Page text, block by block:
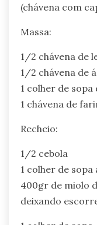
(chávena com
Massa:
1/2 chávena de
1/2 chávena de
1 colher de
1 chávena de
Recheio:
1/2 cebola
1 colher de sopa
400gr de miolo
deixando